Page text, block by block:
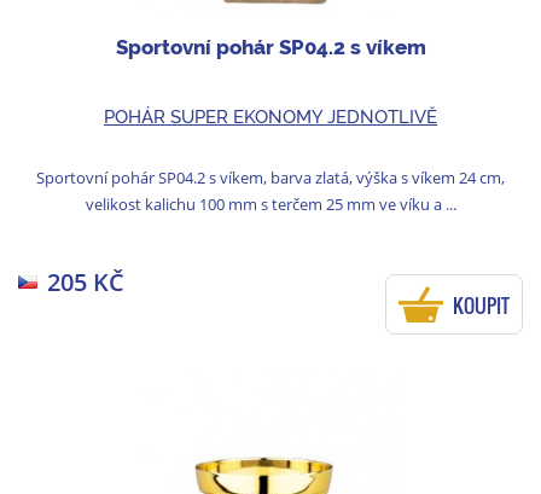
Sportovní pohár SP04.2 s víkem
POHÁR SUPER EKONOMY JEDNOTLIVĚ
Sportovní pohár SP04.2 s víkem, barva zlatá, výška s víkem 24 cm,
velikost kalichu 100 mm s terčem 25 mm ve víku a ...
205 KČ
KOUPIT